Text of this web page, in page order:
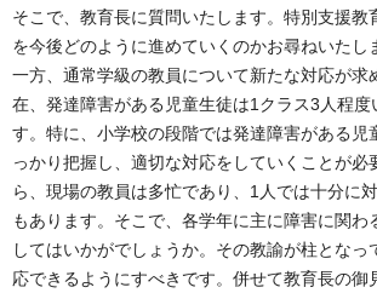
そこで、教育長に質問いたします。特別支援教
を今後どのように進めていくのかお尋ねいたし
一方、通常学級の教員について新たな対応が求
在、発達障害がある児童生徒は1クラス3人程度
す。特に、小学校の段階では発達障害がある児
っかり把握し、適切な対応をしていくことが必
ら、現場の教員は多忙であり、1人では十分に
もあります。そこで、各学年に主に障害に関わ
してはいかがでしょうか。その教諭が柱となっ
応できるようにすべきです。併せて教育長の御